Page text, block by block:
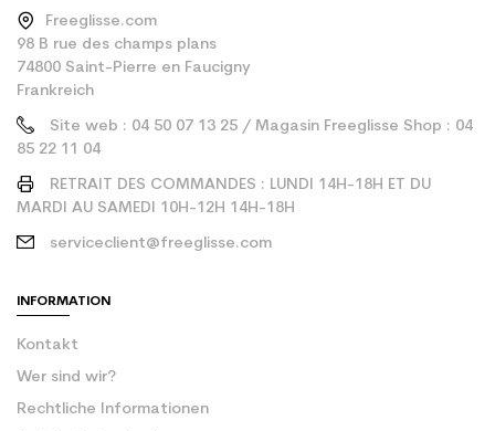
Freeglisse.com
98 B rue des champs plans
74800 Saint-Pierre en Faucigny
Frankreich
Site web : 04 50 07 13 25 / Magasin Freeglisse Shop : 04
85 22 11 04
RETRAIT DES COMMANDES : LUNDI 14H-18H ET DU
MARDI AU SAMEDI 10H-12H 14H-18H
serviceclient@freeglisse.com
INFORMATION
Kontakt
Wer sind wir?
Rechtliche Informationen